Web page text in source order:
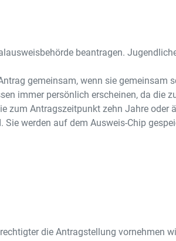
beantragen.
gemeinsam, wenn sie gemeinsam
immer persönlich erscheinen, da die
zum Antragszeitpunkt zehn Jahre oder
werden auf dem Ausweis-Chip
die Antragstellung vornehmen